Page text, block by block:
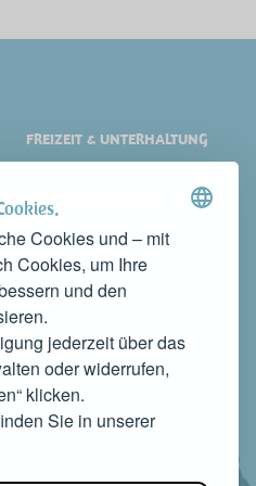
Cookies und – mit
Cookies, um Ihre
und den
jederzeit über das
oder widerrufen,
klicken.
Sie in unserer
FREIZEIT & UNTERHALTUNG
VERANSTALTUNGEN
NEWS
WEB TV
BEKANNT
AUF DIESER WEBSITE ZU